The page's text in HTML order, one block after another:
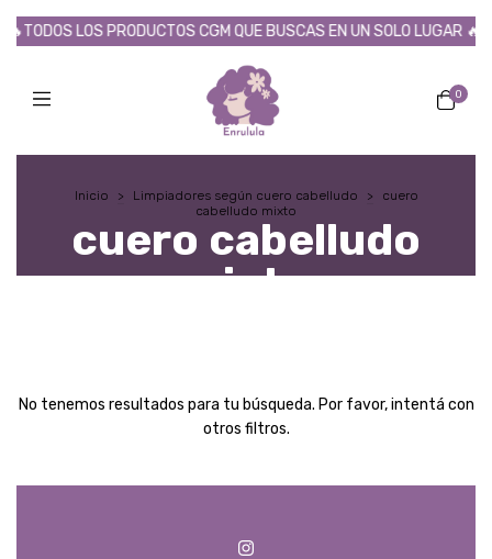
🔥TODOS LOS PRODUCTOS CGM QUE BUSCAS EN UN SOLO LUGAR 🔥
0
Inicio > Limpiadores según cuero cabelludo >
cuero
cabelludo mixto
cuero cabelludo
mixto
No tenemos resultados para tu búsqueda. Por favor, intentá con
otros filtros.